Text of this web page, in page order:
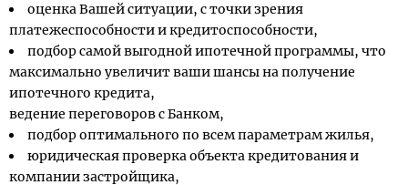
оценка Вашей ситуации, с точки зрения
платежеспособности и кредитоспособности,
подбор самой выгодной ипотечной программы, что
максимально увеличит ваши шансы на получение
ипотечного кредита,
ведение переговоров с Банком,
подбор оптимального по всем параметрам жилья,
юридическая проверка объекта кредитования и
компании застройщика,